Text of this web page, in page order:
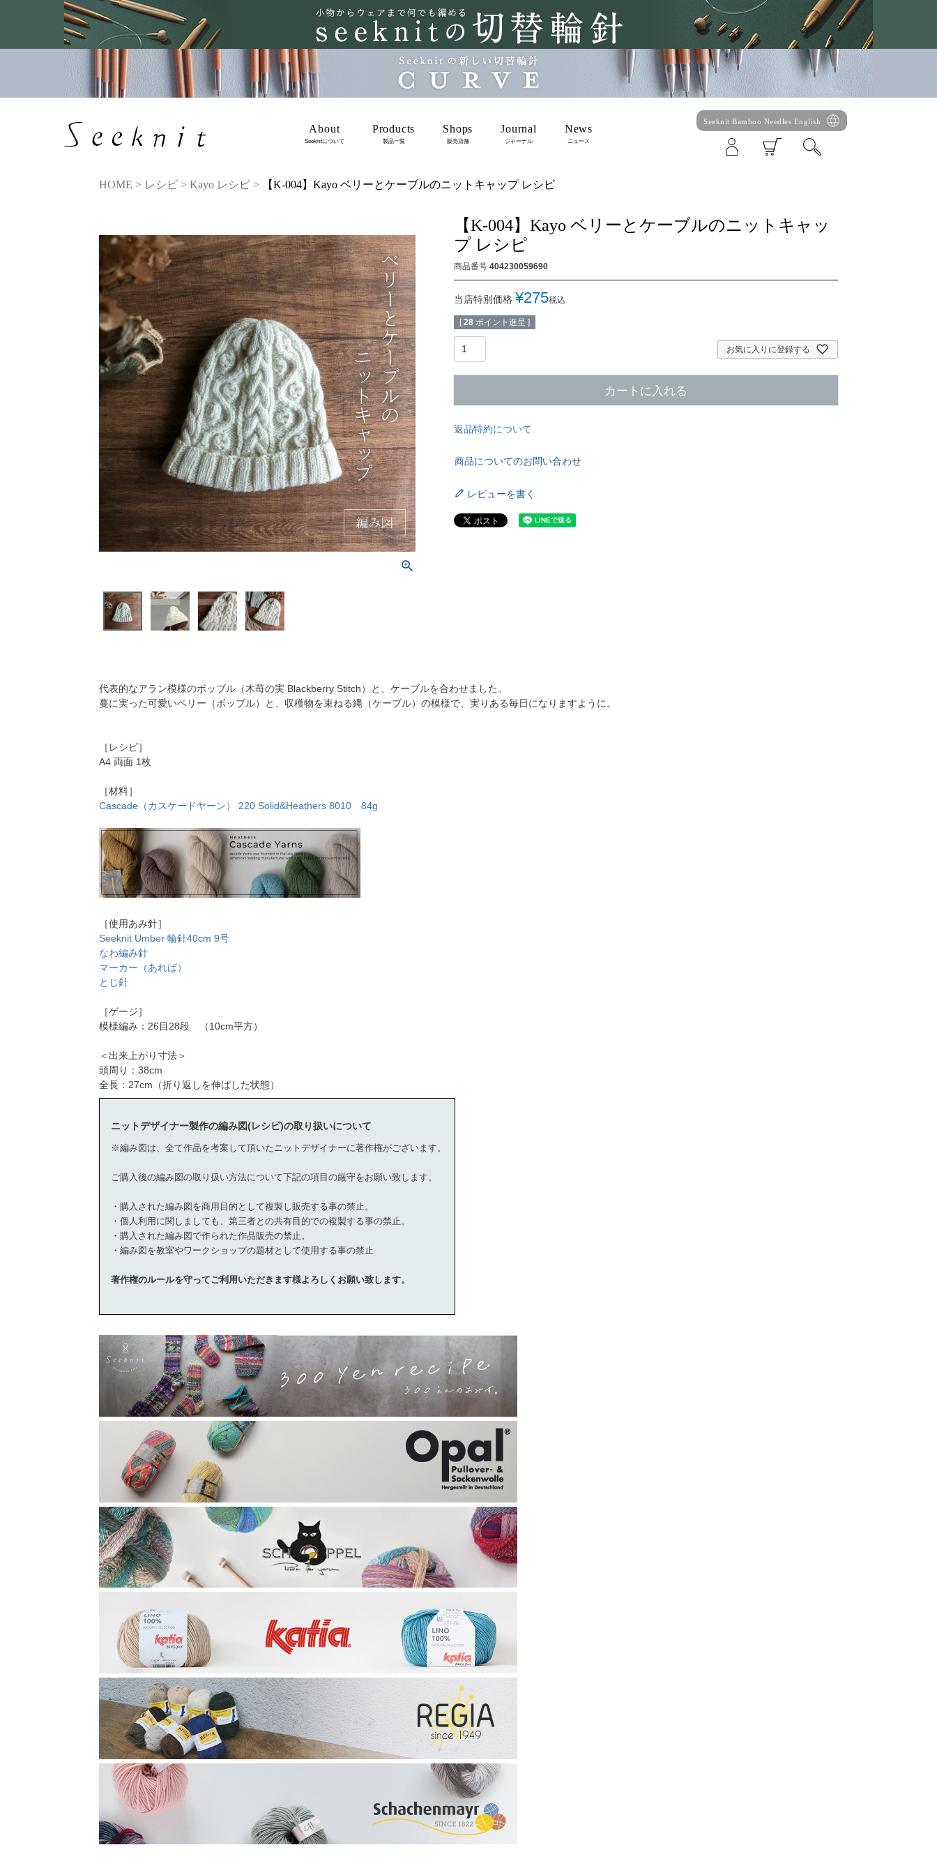
About
Seeknitについて
Products
製品一覧
Shops
販売店舗
Journal
ジャーナル
News
ニュース
Seeknit Bamboo Needles English
HOME レシピ Kayo レシピ 【K-004】Kayo ベリーとケーブルのニットキャップ レシピ
【K-004】Kayo ベリーとケーブルのニットキャッ
プ レシピ
商品番号 404230059690
当店特別価格 ¥275税込
[ 28 ポイント進呈 ]
お気に入りに登録する
カートに入れる
返品特約について
商品についてのお問い合わせ
レビューを書く
代表的なアラン模様のボッブル（木苺の実 Blackberry Stitch）と、ケーブルを合わせました。
蔓に実った可愛いベリー（ボッブル）と、収穫物を束ねる縄（ケーブル）の模様で、実りある毎日になりますように。
［レシピ］
A4 両面 1枚
［材料］
Cascade（カスケードヤーン） 220 Solid&Heathers 8010 84g
［使用あみ針］
Seeknit Umber 輪針40cm 9号
なわ編み針
マーカー（あれば）
とじ針
［ゲージ］
模様編み：26目28段 （10cm平方）
＜出来上がり寸法＞
頭周り：38cm
全長：27cm（折り返しを伸ばした状態）
ニットデザイナー製作の編み図(レシピ)の取り扱いについて
※編み図は、全て作品を考案して頂いたニットデザイナーに著作権がございます。
ご購入後の編み図の取り扱い方法について下記の項目の厳守をお願い致します。
・購入された編み図を商用目的として複製し販売する事の禁止。
・個人利用に関しましても、第三者との共有目的での複製する事の禁止。
・購入された編み図で作られた作品販売の禁止。
・編み図を教室やワークショップの題材として使用する事の禁止
著作権のルールを守ってご利用いただきます様よろしくお願い致します。